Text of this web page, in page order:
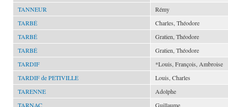
TANNEUR
Rémy
TARBÉ
Charles, Théodore
TARBÉ
Gratien, Théodore
TARBÉ
Gratien, Théodore
TARDIF
*Louis, François, Ambroise
TARDIF de PETIVILLE
Louis, Charles
TARENNE
Adolphe
TARNAC
Guillaume